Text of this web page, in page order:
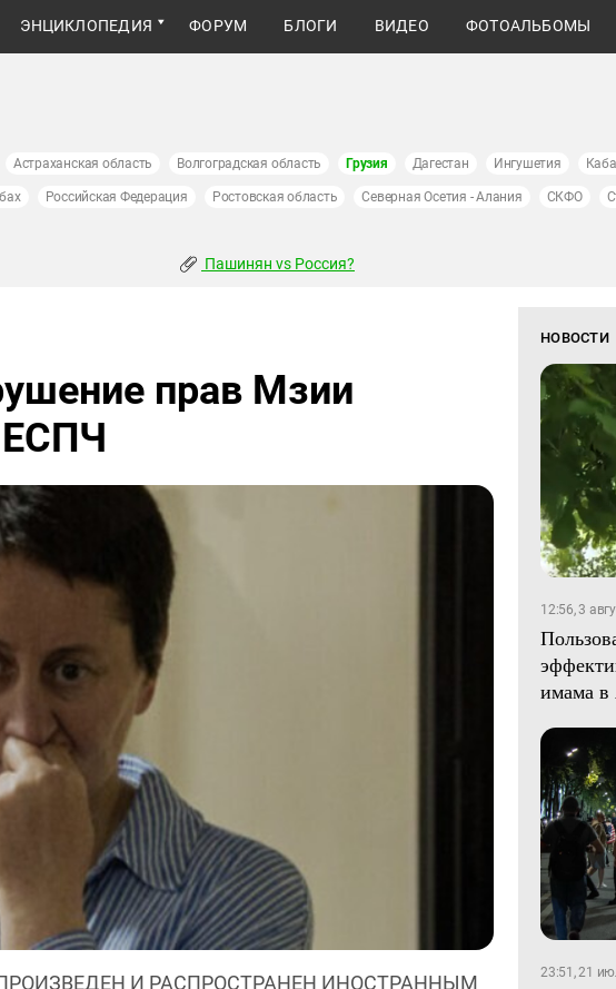
ЭНЦИКЛОПЕДИЯ ФОРУМ БЛОГИ ВИДЕО ФОТОАЛЬБОМЫ
Астраханская область Волгоградская область Грузия Дагестан Ингушетия
Российская Федерация Ростовская область Северная Осетия - Алания СКФО
Пашинян vs Россия?
прав Мзии
ЕСПЧ
И РАСПРОСТРАНЕН ИНОСТРАННЫМ
НОВОСТИ
12:56, 3
имама в
23:51, 21